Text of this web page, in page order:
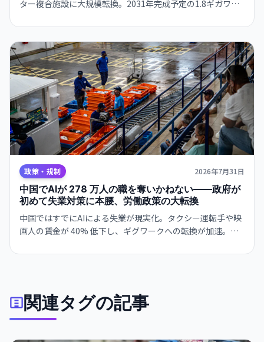
ター複合施設に大規模転換。2031年完成予定の1.8ギガワッ
を入れる。
政策・規制 2026年7月31日
中国でAIが 278 万人の職を奪いかねない——政府が
初めて失業対策に本腰、労働政策の大転換
中国ではすでにAIによる失業が現実化。タクシー運転手や映
画人の賃金が 40% 低下し、ギグワークへの転換が加速。国
は雇用創出と AI 融合の同時実現にかじを切った。
関連タグの記事